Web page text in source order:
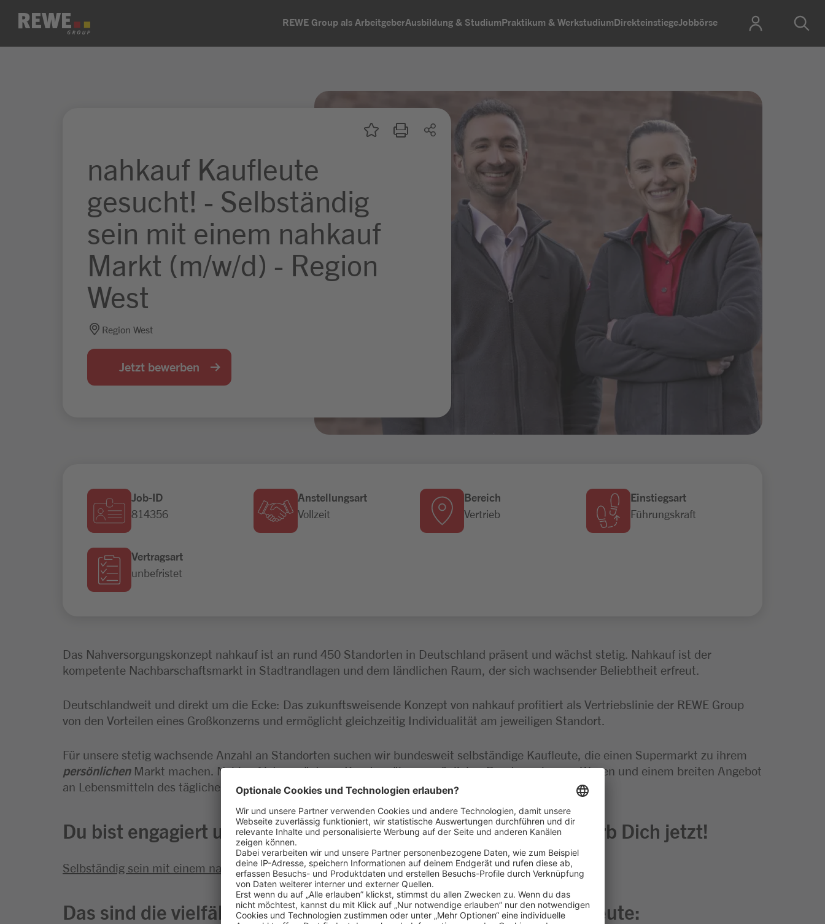
Zum Inhalt springen REWE Group als ArbeitgeberAusbildung & StudiumPraktikum & WerkstudiumDirekteinstiegeJobbörse
nahkauf Kaufleute
gesucht! - Selbständig
sein mit einem nahkauf
Markt (m/w/d) - Region
West
Region West
Jetzt bewerben
Job-ID
814356
Anstellungsart
Vollzeit
Bereich
Vertrieb
Einstiegsart
Führungskraft
Vertragsart
unbefristet
Das Nahversorgungskonzept nahkauf ist an rund 450 Standorten in Deutschland präsent und wächst stetig. Nahkauf ist der
kompetente Nachbarschaftsmarkt in Stadtrandlagen und dem ländlichen Raum, der sich wachsender Beliebtheit erfreut.
Deutschlandweit und direkt um die Ecke: Das zukunftsweisende Konzept von nahkauf profitiert als Vertriebslinie der REWE Group
von den Vorteilen eines Großkonzerns und ermöglicht gleichzeitig Individualität am jeweiligen Standort.
Für unsere stetig wachsende Anzahl an Standorten suchen wir bundesweit selbständige Kaufleute, die einen Supermarkt zu ihrem
persönlichenMarkt machen. Nahkauf ist geprägt von Kundennähe, persönlicher Beratung, kurzen Wegen und einem breiten Angebot
an Lebensmitteln des täglichen Bedarfs.
Du bist engagiert und hast Mut zur Selbständigkeit? Dann bewirb Dich jetzt!
Selbständig sein mit einem nahkauf Markt (m/w/d)
Das sind die vielfältigen Herausforderungen der nahkauf Kaufleute: